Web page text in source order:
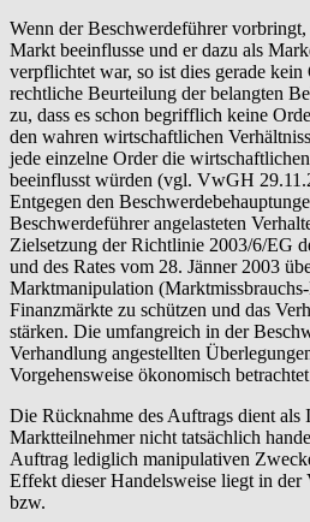
Wenn der Beschwerdeführer vorbringt,
Markt beeinflusse und er dazu als
verpflichtet war, so ist dies gerade kein
rechtliche Beurteilung der belangten
zu, dass es schon begrifflich keine
den wahren wirtschaftlichen
jede einzelne Order die
beeinflusst würden (vgl. VwGH
Entgegen den
Beschwerdeführer angelasteten
Zielsetzung der Richtlinie 2003/6/EG
und des Rates vom 28. Jänner 2003
Marktmanipulation
Finanzmärkte zu schützen und das
stärken. Die umfangreich in der
Verhandlung angestellten
Vorgehensweise ökonomisch
Die Rücknahme des Auftrags dient als
Marktteilnehmer nicht tatsächlich
Auftrag lediglich manipulativen
Effekt dieser Handelsweise liegt in der
bzw.